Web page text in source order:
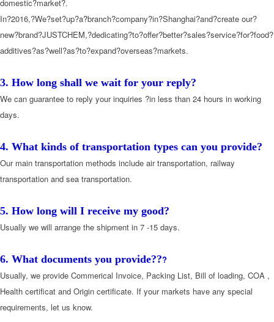
domestic?market?.
In?2016,?We?set?up?a?branch?company?in?Shanghai?and?create our?
new?brand?JUSTCHEM,?dedicating?to?offer?better?sales?service?for?food?
additives?as?well?as?to?expand?overseas?markets.
3. How long shall we wait for your reply?
We can guarantee to reply your inquiries ?in less than 24 hours in working
days.
4. What kinds of transportation types can you provide?
Our main transportation methods include air transportation, railway
transportation and sea transportation.
5. How long will I receive my good?
Usually we will arrange the shipment in 7 -15 days.
6. What documents you provide???
Usually, we provide Commerical Invoice, Packing List, Bill of loading, COA ,
Health certificat and Origin certificate. If your markets have any special
requirements, let us know.